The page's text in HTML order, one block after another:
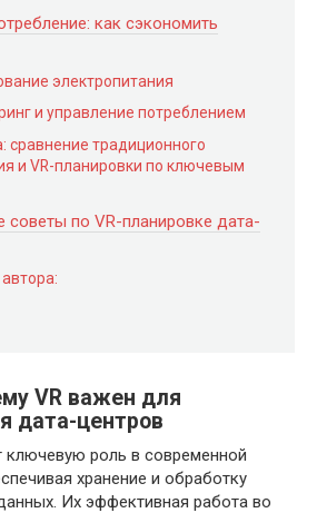
как сэкономить
электропитания
и управление потреблением
сравнение традиционного
и VR-планировки по ключевым
советы по VR-планировке дата-
VR важен для
дата-центров
роль в современной
хранение и обработку
Их эффективная работа во